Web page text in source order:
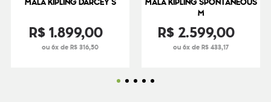
R$1.899,00
ou 6x de R$ 316,50
M
R$2.599,00
ou 6x de R$ 433,17